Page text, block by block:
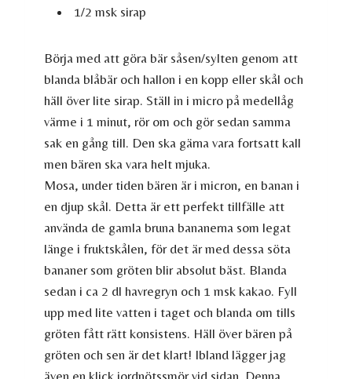
1/2 msk sirap
Börja med att göra bär såsen/sylten genom att
blanda blåbär och hallon i en kopp eller skål och
häll över lite sirap. Ställ in i micro på medellåg
värme i 1 minut, rör om och gör sedan samma
sak en gång till. Den ska gärna vara fortsatt kall
men bären ska vara helt mjuka.
Mosa, under tiden bären är i micron, en banan i
en djup skål. Detta är ett perfekt tillfälle att
använda de gamla bruna bananerna som legat
länge i fruktskålen, för det är med dessa söta
bananer som gröten blir absolut bäst. Blanda
sedan i ca 2 dl havregryn och 1 msk kakao. Fyll
upp med lite vatten i taget och blanda om tills
gröten fått rätt konsistens. Häll över bären på
gröten och sen är det klart! Ibland lägger jag